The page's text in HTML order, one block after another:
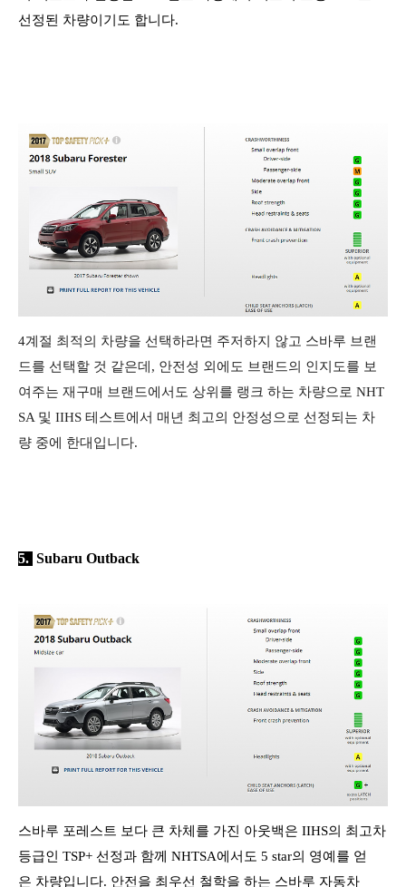
선정된 차량이기도 합니다.
4계절 최적의 차량을 선택하라면 주저하지 않고 스바루 브랜
드를 선택할 것 같은데, 안전성 외에도 브랜드의 인지도를 보
여주는 재구매 브랜드에서도 상위를 랭크 하는 차량으로 NHT
SA 및 IIHS 테스트에서 매년 최고의 안정성으로 선정되는 차
량 중에 한대입니다.
5. Subaru Outback
스바루 포레스트 보다 큰 차체를 가진 아웃백은 IIHS의 최고차
등급인 TSP+ 선정과 함께 NHTSA에서도 5 star의 영예를 얻
은 차량입니다. 안전을 최우선 철학을 하는 스바루 자동차